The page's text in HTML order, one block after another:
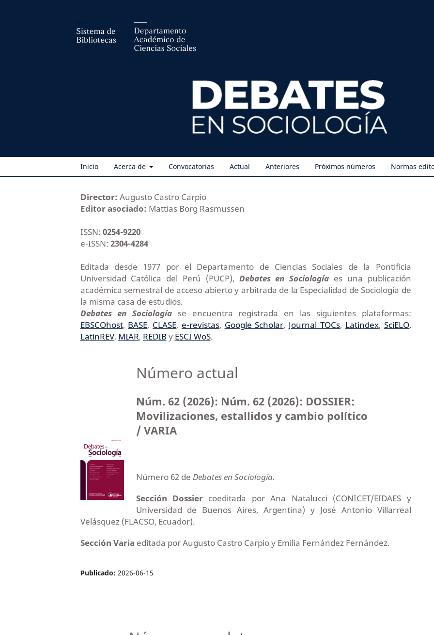
Inicio Acerca de Convocatorias Actual Anteriores Próximos números Normas
Director: Augusto Castro Carpio
Editor asociado: Mattias Borg Rasmussen
ISSN: 0254-9220
e-ISSN: 2304-4284
Editada desde 1977 por el Departamento de Ciencias Sociales de la Pontificia
Universidad Católica del Perú (PUCP), Debates en Sociología es una publicación
académica semestral de acceso abierto y arbitrada de la Especialidad de Sociología de
la misma casa de estudios.
Debates en Sociología se encuentra registrada en las siguientes plataformas:
EBSCOhost, BASE, CLASE, e-revistas, Google Scholar, Journal TOCs, Latindex, SciELO,
LatinREV, MIAR, REDIBy ESCI WoS.
Número actual
Núm. 62 (2026): Núm. 62 (2026): DOSSIER:
Movilizaciones, estallidos y cambio político
/ VARIA
Número 62 de Debates en Sociología.
Sección Dossiercoeditada por Ana Natalucci (CONICET/EIDAES y
Universidad de Buenos Aires, Argentina) y José Antonio Villarreal
Velásquez (FLACSO, Ecuador).
Sección Varia editada por Augusto Castro Carpio y Emilia Fernández Fernández.
Publicado: 2026-06-15